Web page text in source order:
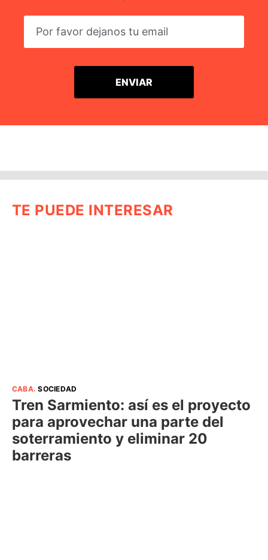
TE PUEDE INTERESAR
CABA.SOCIEDAD
Tren Sarmiento: así es el proyecto
para aprovechar una parte del
soterramiento y eliminar 20
barreras